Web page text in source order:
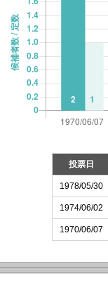
投票日
1978/05/30
1974/06/02
1970/06/07